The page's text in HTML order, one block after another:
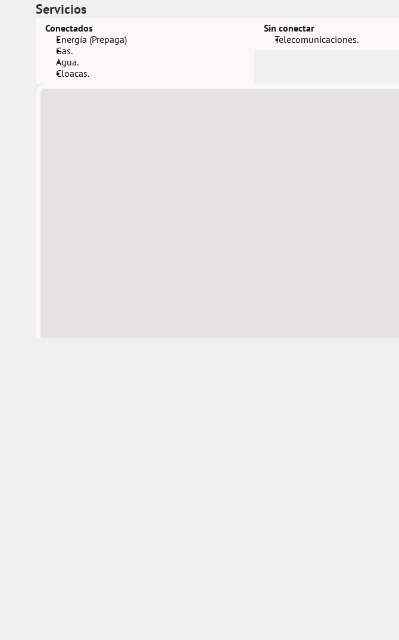
Servicios
Conectados
Energía (Prepaga)
Gas.
Agua.
Cloacas.
Sin conectar
Telecomunicaciones.